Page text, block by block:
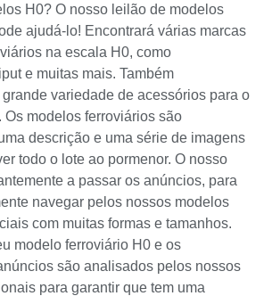
H0? O nosso leilão de modelos
ajudá-lo! Encontrará várias marcas
na escala H0, como
e muitas mais. Também
variedade de acessórios para o
Os modelos ferroviários são
descrição e uma série de imagens
todo o lote ao pormenor. O nosso
a passar os anúncios, para
navegar pelos nossos modelos
com muitas formas e tamanhos.
modelo ferroviário H0 e os
são analisados pelos nossos
para garantir que tem uma